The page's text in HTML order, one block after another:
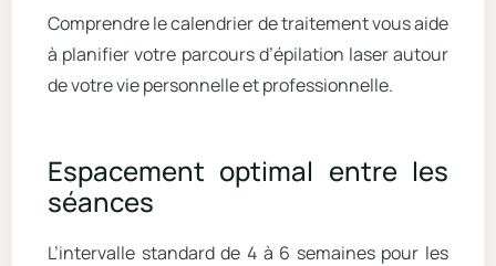
Comprendre le calendrier de traitement vous aide
à planifier votre parcours d’épilation laser autour
de votre vie personnelle et professionnelle.
Espacement optimal entre les
séances
L’intervalle standard de 4 à 6 semaines pour les